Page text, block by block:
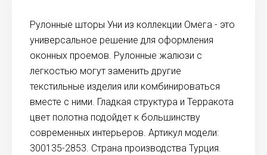
Рулонные шторы Уни из коллекции Омега - это
универсальное решение для оформления
оконных проемов. Рулонные жалюзи с
легкостью могут заменить другие
текстильные изделия или комбинироваться
вместе с ними. Гладкая структура и Терракота
цвет полотна подойдет к большинству
современных интерьеров. Артикул модели:
300135-2853. Страна производства Турция.